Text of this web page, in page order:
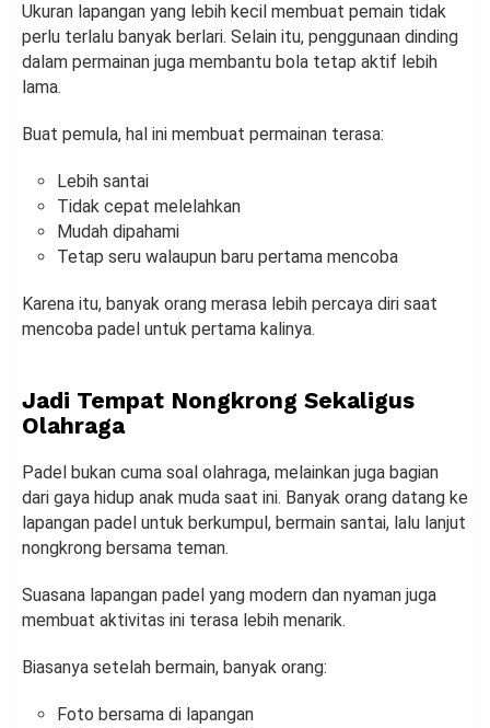
Ukuran lapangan yang lebih kecil membuat pemain tidak
perlu terlalu banyak berlari. Selain itu, penggunaan dinding
dalam permainan juga membantu bola tetap aktif lebih
lama.
Buat pemula, hal ini membuat permainan terasa:
Lebih santai
Tidak cepat melelahkan
Mudah dipahami
Tetap seru walaupun baru pertama mencoba
Karena itu, banyak orang merasa lebih percaya diri saat
mencoba padel untuk pertama kalinya.
Jadi Tempat Nongkrong Sekaligus
Olahraga
Padel bukan cuma soal olahraga, melainkan juga bagian
dari gaya hidup anak muda saat ini. Banyak orang datang ke
lapangan padel untuk berkumpul, bermain santai, lalu lanjut
nongkrong bersama teman.
Suasana lapangan padel yang modern dan nyaman juga
membuat aktivitas ini terasa lebih menarik.
Biasanya setelah bermain, banyak orang:
Foto bersama di lapangan